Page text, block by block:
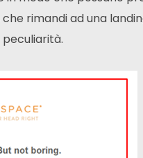
rimandi ad una